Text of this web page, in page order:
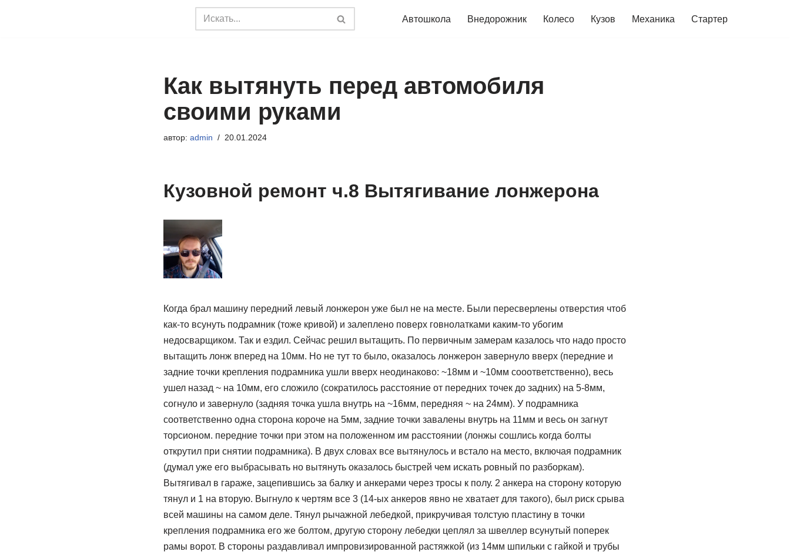
Автошкола Внедорожник Колесо Кузов Механика Стартер
Как вытянуть перед автомобиля
своими руками
автор: admin 20.01.2024
Кузовной ремонт ч.8 Вытягивание лонжерона
Когда брал машину передний левый лонжерон уже был не на месте. Были пересверлены отверстия чтоб
как-то всунуть подрамник (тоже кривой) и залеплено поверх говнолатками каким-то убогим
недосварщиком. Так и ездил. Сейчас решил вытащить. По первичным замерам казалось что надо просто
вытащить лонж вперед на 10мм. Но не тут то было, оказалось лонжерон завернуло вверх (передние и
задние точки крепления подрамника ушли вверх неодинаково: ~18мм и ~10мм сооответственно), весь
ушел назад ~ на 10мм, его сложило (сократилось расстояние от передних точек до задних) на 5-8мм,
согнуло и завернуло (задняя точка ушла внутрь на ~16мм, передняя ~ на 24мм). У подрамника
соответственно одна сторона короче на 5мм, задние точки завалены внутрь на 11мм и весь он загнут
торсионом. передние точки при этом на положенном им расстоянии (лонжы сошлись когда болты
открутил при снятии подрамника). В двух словах все вытянулось и встало на место, включая подрамник
(думал уже его выбрасывать но вытянуть оказалось быстрей чем искать ровный по разборкам).
Вытягивал в гараже, зацепившись за балку и анкерами через тросы к полу. 2 анкера на сторону которую
тянул и 1 на вторую. Выгнуло к чертям все 3 (14-ых анкеров явно не хватает для такого), был риск срыва
всей машины на самом деле. Тянул рычажной лебедкой, прикручивая толстую пластину в точки
крепления подрамника его же болтом, другую сторону лебедки цеплял за швеллер всунутый поперек
рамы ворот. В стороны раздавливал импровизированной растяжкой (из 14мм шпильки с гайкой и трубы